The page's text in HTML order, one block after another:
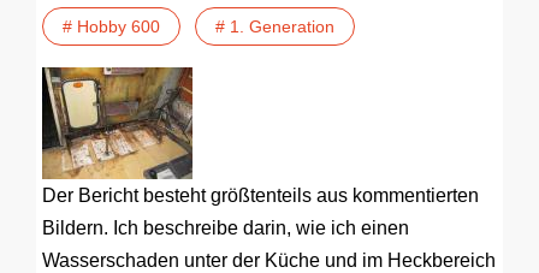
# Hobby 600 # 1. Generation
Der Bericht besteht größtenteils aus kommentierten
Bildern. Ich beschreibe darin, wie ich einen
Wasserschaden unter der Küche und im Heckbereich